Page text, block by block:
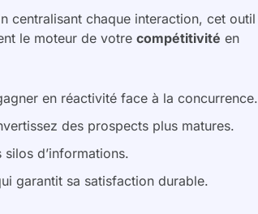
centralisant chaque interaction, cet outil
le moteur de votre compétitivité en
en réactivité face à la concurrence.
des prospects plus matures.
d’informations.
garantit sa satisfaction durable.